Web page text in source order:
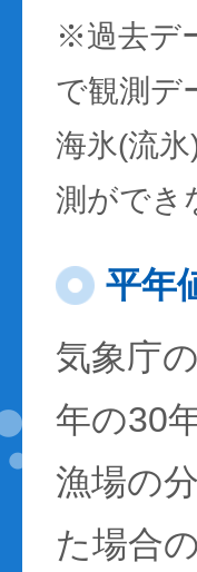
※過去デ
で観測デ
海氷(流
測ができ
平年
気象庁
年の30
漁場の
た場合